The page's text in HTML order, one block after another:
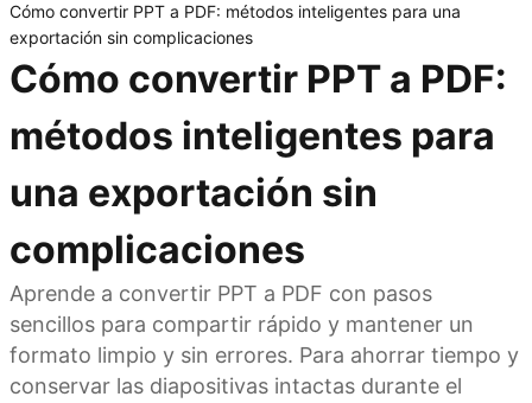
Cómo convertir PPT a PDF: métodos inteligentes para una
exportación sin complicaciones
Cómo convertir PPT a PDF:
métodos inteligentes para
una exportación sin
complicaciones
Aprende a convertir PPT a PDF con pasos
sencillos para compartir rápido y mantener un
formato limpio y sin errores. Para ahorrar tiempo y
conservar las diapositivas intactas durante el